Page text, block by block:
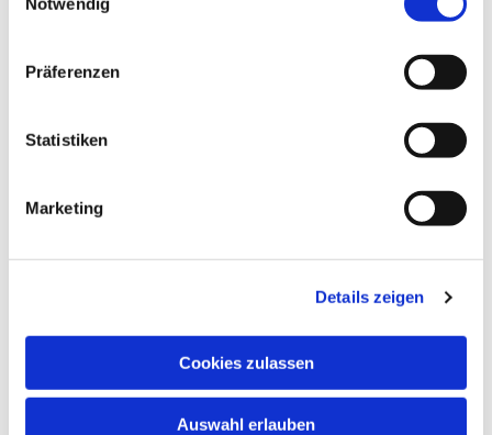
Präferenzen
Statistiken
Marketing
Details zeigen
Cookies zulassen
Auswahl erlauben